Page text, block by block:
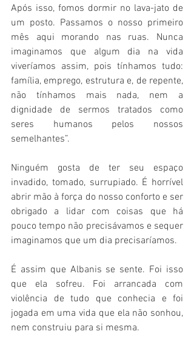
Após isso, fomos dormir no lava-jato de
um posto. Passamos o nosso primeiro
mês aqui morando nas ruas. Nunca
imaginamos que algum dia na vida
viveríamos assim, pois tínhamos tudo:
família, emprego, estrutura e, de repente,
não tínhamos mais nada, nem a
dignidade de sermos tratados como
seres humanos pelos nossos
semelhantes”.
Ninguém gosta de ter seu espaço
invadido, tomado, surrupiado. É horrível
abrir mão à força do nosso conforto e ser
obrigado a lidar com coisas que há
pouco tempo não precisávamos e sequer
imaginamos que um dia precisaríamos.
É assim que Albanis se sente. Foi isso
que ela sofreu. Foi arrancada com
violência de tudo que conhecia e foi
jogada em uma vida que ela não sonhou,
nem construiu para si mesma.